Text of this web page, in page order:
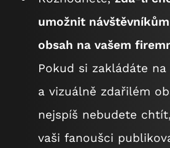
umožnit
obsah na vašem
Pokud si zakládáte
a vizuálně zdařilém
nejspíš nebudete
vaši fanoušci